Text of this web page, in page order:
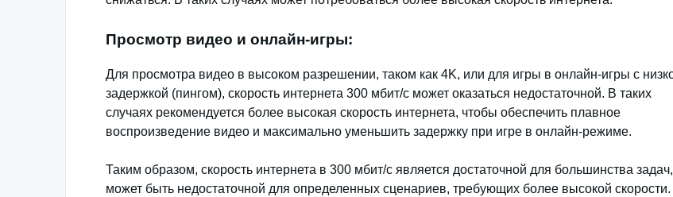
Просмотр видео и онлайн-игры:
Для просмотра видео в высоком разрешении, таком как 4K, или для игры в онлайн-игры с
задержкой (пингом), скорость интернета 300 мбит/с может оказаться недостаточной. В таких
случаях рекомендуется более высокая скорость интернета, чтобы обеспечить плавное
воспроизведение видео и максимально уменьшить задержку при игре в онлайн-режиме.
Таким образом, скорость интернета в 300 мбит/с является достаточной для большинства
может быть недостаточной для определенных сценариев, требующих более высокой скорости.